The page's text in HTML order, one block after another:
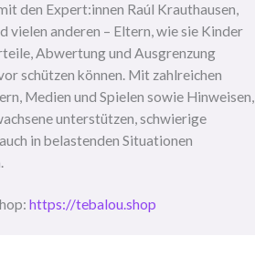
den Expert:innen Raúl Krauthausen,
vielen anderen – Eltern, wie sie Kinder
Abwertung und Ausgrenzung
schützen können. Mit zahlreichen
Medien und Spielen sowie Hinweisen,
unterstützen, schwierige
in belastenden Situationen
https://tebalou.shop